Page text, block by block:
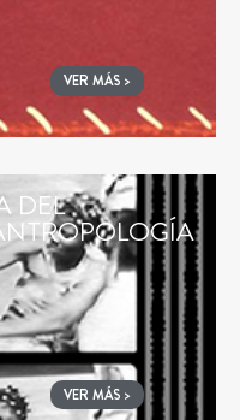
VER MÁS >
DEL
VER MÁS >